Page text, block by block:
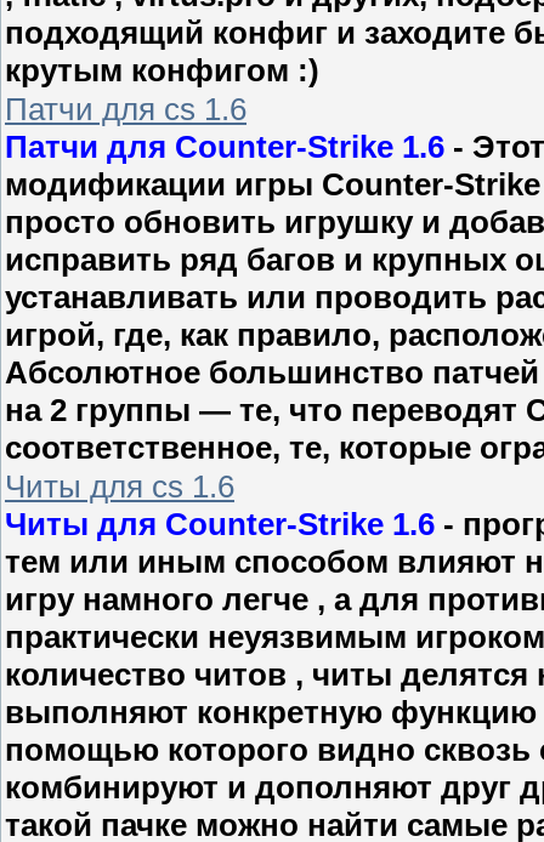
подходящий конфиг и заходите
крутым конфигом :)
Патчи для cs 1.6
Патчи для Counter-Strike 1.6 -
модификации игры Counter-
просто обновить игрушку и
исправить ряд багов и крупных
устанавливать или проводить
игрой, где, как правило,
Абсолютное большинство
на 2 группы — те, что переводят
соответственное, те, которые
Читы для cs 1.6
Читы для Counter-Strike 1.6 -
тем или иным способом влияют
игру намного легче , а для
практически неуязвимым
количество читов , читы
выполняют конкретную функцию
помощью которого видно сквозь
комбинируют и дополняют друг
такой пачке можно найти самые